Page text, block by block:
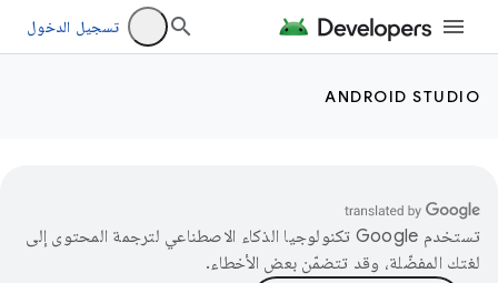
تسجيل الدخول
ANDROID STUDIO
تستخدم Google تكنولوجيا الذكاء الاصطناعي لترجمة المحتوى إلى
لغتك المفضّلة، وقد تتضمّن بعض الأخطاء.